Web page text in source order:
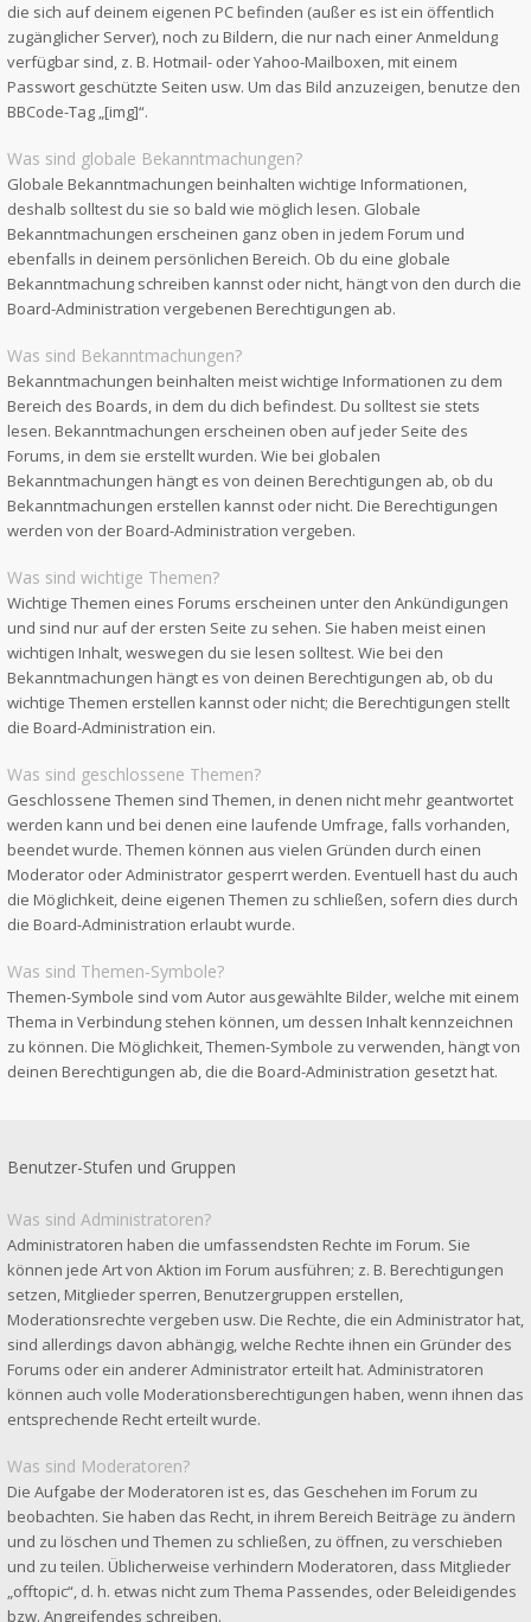
die sich auf deinem eigenen PC befinden (außer es ist ein öffentlich
zugänglicher Server), noch zu Bildern, die nur nach einer Anmeldung
verfügbar sind, z. B. Hotmail- oder Yahoo-Mailboxen, mit einem
Passwort geschützte Seiten usw. Um das Bild anzuzeigen, benutze den
BBCode-Tag „[img]“.
Was sind globale Bekanntmachungen?
Globale Bekanntmachungen beinhalten wichtige Informationen,
deshalb solltest du sie so bald wie möglich lesen. Globale
Bekanntmachungen erscheinen ganz oben in jedem Forum und
ebenfalls in deinem persönlichen Bereich. Ob du eine globale
Bekanntmachung schreiben kannst oder nicht, hängt von den durch die
Board-Administration vergebenen Berechtigungen ab.
Was sind Bekanntmachungen?
Bekanntmachungen beinhalten meist wichtige Informationen zu dem
Bereich des Boards, in dem du dich befindest. Du solltest sie stets
lesen. Bekanntmachungen erscheinen oben auf jeder Seite des
Forums, in dem sie erstellt wurden. Wie bei globalen
Bekanntmachungen hängt es von deinen Berechtigungen ab, ob du
Bekanntmachungen erstellen kannst oder nicht. Die Berechtigungen
werden von der Board-Administration vergeben.
Was sind wichtige Themen?
Wichtige Themen eines Forums erscheinen unter den Ankündigungen
und sind nur auf der ersten Seite zu sehen. Sie haben meist einen
wichtigen Inhalt, weswegen du sie lesen solltest. Wie bei den
Bekanntmachungen hängt es von deinen Berechtigungen ab, ob du
wichtige Themen erstellen kannst oder nicht; die Berechtigungen stellt
die Board-Administration ein.
Was sind geschlossene Themen?
Geschlossene Themen sind Themen, in denen nicht mehr geantwortet
werden kann und bei denen eine laufende Umfrage, falls vorhanden,
beendet wurde. Themen können aus vielen Gründen durch einen
Moderator oder Administrator gesperrt werden. Eventuell hast du auch
die Möglichkeit, deine eigenen Themen zu schließen, sofern dies durch
die Board-Administration erlaubt wurde.
Was sind Themen-Symbole?
Themen-Symbole sind vom Autor ausgewählte Bilder, welche mit einem
Thema in Verbindung stehen können, um dessen Inhalt kennzeichnen
zu können. Die Möglichkeit, Themen-Symbole zu verwenden, hängt von
deinen Berechtigungen ab, die die Board-Administration gesetzt hat.
Benutzer-Stufen und Gruppen
Was sind Administratoren?
Administratoren haben die umfassendsten Rechte im Forum. Sie
können jede Art von Aktion im Forum ausführen; z. B. Berechtigungen
setzen, Mitglieder sperren, Benutzergruppen erstellen,
Moderationsrechte vergeben usw. Die Rechte, die ein Administrator hat,
sind allerdings davon abhängig, welche Rechte ihnen ein Gründer des
Forums oder ein anderer Administrator erteilt hat. Administratoren
können auch volle Moderationsberechtigungen haben, wenn ihnen das
entsprechende Recht erteilt wurde.
Was sind Moderatoren?
Die Aufgabe der Moderatoren ist es, das Geschehen im Forum zu
beobachten. Sie haben das Recht, in ihrem Bereich Beiträge zu ändern
und zu löschen und Themen zu schließen, zu öffnen, zu verschieben
und zu teilen. Üblicherweise verhindern Moderatoren, dass Mitglieder
„offtopic“, d. h. etwas nicht zum Thema Passendes, oder Beleidigendes
bzw. Angreifendes schreiben.